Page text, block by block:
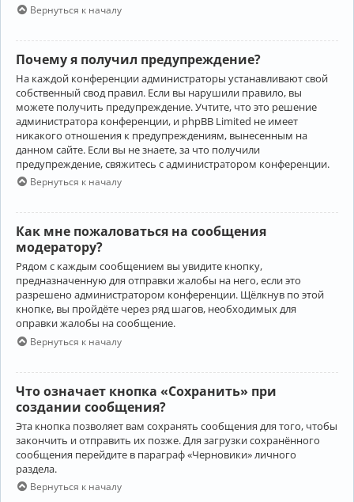
Вернуться к началу
Почему я получил предупреждение?
На каждой конференции администраторы устанавливают свой
собственный свод правил. Если вы нарушили правило, вы
можете получить предупреждение. Учтите, что это решение
администратора конференции, и phpBB Limited не имеет
никакого отношения к предупреждениям, вынесенным на
данном сайте. Если вы не знаете, за что получили
предупреждение, свяжитесь с администратором конференции.
Вернуться к началу
Как мне пожаловаться на сообщения
модератору?
Рядом с каждым сообщением вы увидите кнопку,
предназначенную для отправки жалобы на него, если это
разрешено администратором конференции. Щёлкнув по этой
кнопке, вы пройдёте через ряд шагов, необходимых для
оправки жалобы на сообщение.
Вернуться к началу
Что означает кнопка «Сохранить» при
создании сообщения?
Эта кнопка позволяет вам сохранять сообщения для того, чтобы
закончить и отправить их позже. Для загрузки сохранённого
сообщения перейдите в параграф «Черновики» личного
раздела.
Вернуться к началу